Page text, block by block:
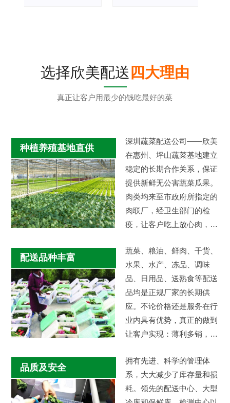
选择欣美配送 四大理由
真正让客户用最少的钱吃最好的菜
种植养殖基地直供
深圳蔬菜配送公司——欣美
在惠州、坪山蔬菜基地建立
稳定的长期合作关系，保证
提供新鲜无公害蔬菜瓜果。
肉类均来至市政府所指定的
肉联厂，经卫生部门的检
疫，让客户吃上放心肉，让
市场环节，…
配送品种丰富
蔬菜、粮油、鲜肉、干货、
水果、水产、冻品、调味
品、日用品、送熟食等配送
品均是正规厂家的长期供
应。不论价格还是服务在行
业内具有优势，真正的做到
让客户实现：薄利多销，物
品质及安全
拥有先进、科学的管理体
系，大大减少了库存量和损
耗。领先的配送中心、大型